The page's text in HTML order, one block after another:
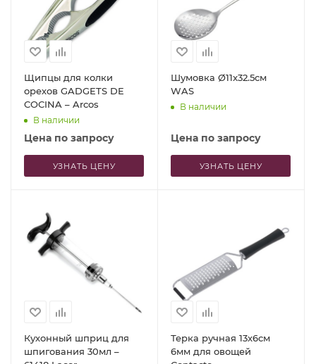
Щипцы для колки
орехов GADGETS DE
COCINA – Arcos
В наличии
Цена по запросу
УЗНАТЬ ЦЕНУ
Шумовка Ø11x32.5см
WAS
В наличии
Цена по запросу
УЗНАТЬ ЦЕНУ
Кухонный шприц для
шпигования 30мл –
Терка ручная 13x6см
6мм для овощей